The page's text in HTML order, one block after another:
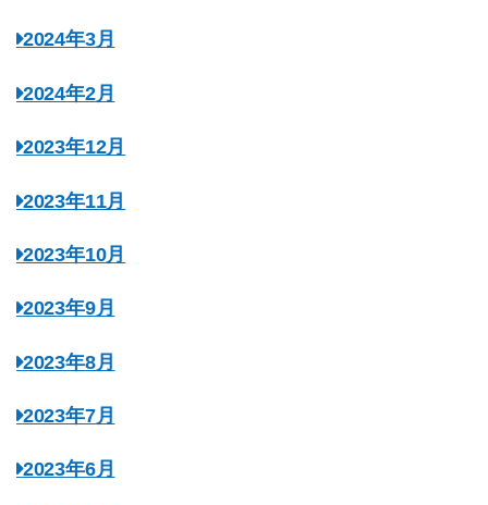
2024年3月
2024年2月
2023年12月
2023年11月
2023年10月
2023年9月
2023年8月
2023年7月
2023年6月